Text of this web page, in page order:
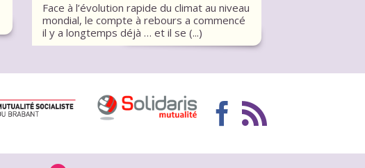
Face à l’évolution rapide du climat au niveau
mondial, le compte à rebours a commencé
il y a longtemps déjà … et il se (...)